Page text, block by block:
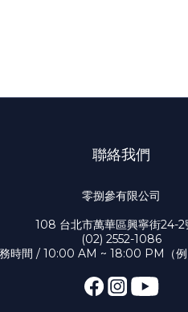
聯絡我們
零捌參有限公司
108 台北市萬華區興寧街24-2
(02) 2552-1086
時間 / 10:00 AM ~ 18:00 PM（例